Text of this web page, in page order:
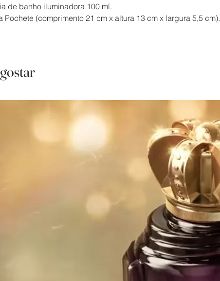
de banho iluminadora 100 ml.
Pochete (comprimento 21 cm x altura 13 cm x largura 5,5 cm).